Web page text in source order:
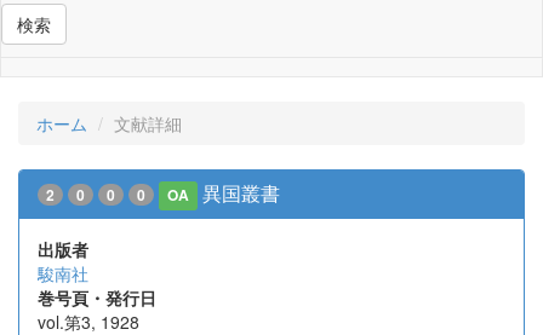
検索
ホーム 文献詳細
2 0 0 0 OA 異国叢書
出版者
駿南社
巻号頁・発行日
vol.第3, 1928